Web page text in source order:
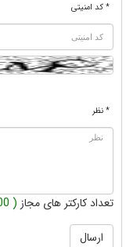
* کد امنیتی
* نظر
تعداد کارکتر های مجاز ( 200 )